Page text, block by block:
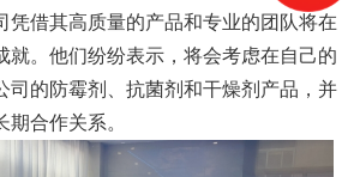
凭借其高质量的产品和专业的团队将在
就。他们纷纷表示，将会考虑在自己的
司的防霉剂、抗菌剂和干燥剂产品，并
合作关系。